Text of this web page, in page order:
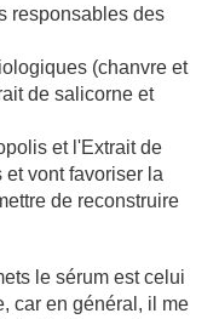
responsables des
(chanvre et
de salicorne et
et l'Extrait de
vont favoriser la
de reconstruire
le sérum est celui
car en général, il me